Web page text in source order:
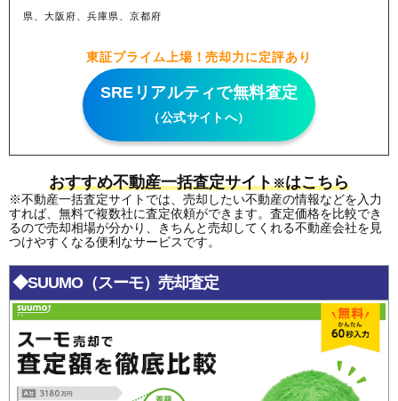
県、大阪府、兵庫県、京都府
東証プライム上場！売却力に定評あり
SREリアルティで無料査定
（公式サイトへ）
おすすめ不動産一括査定サイト※はこちら
※不動産一括査定サイトでは、売却したい不動産の情報などを入力
すれば、無料で複数社に査定依頼ができます。査定価格を比較でき
るので売却相場が分かり、きちんと売却してくれる不動産会社を見
つけやすくなる便利なサービスです。
◆SUUMO（スーモ）売却査定